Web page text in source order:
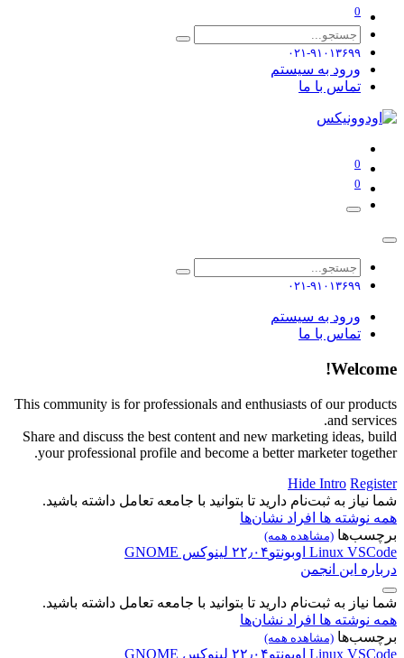
0
۰۲۱-۹۱۰۱۳۶۹۹
ورود به سیستم
تماس با ما
0
0
۰۲۱-۹۱۰۱۳۶۹۹
ورود به سیستم
تماس با ما
Welcome!
This community is for professionals and enthusiasts of our products
and services.
Share and discuss the best content and new marketing ideas, build
your professional profile and become a better marketer together.
Hide Intro Register
شما نیاز به ثبت‌نام دارید تا بتوانید با جامعه تعامل داشته باشید.
همه نوشته ها افراد نشان‌ها
برچسب‌ها (مشاهده همه)
Linux VSCode اوبونتو۲۲٫۰۴ لینوکس GNOME
درباره این انجمن
شما نیاز به ثبت‌نام دارید تا بتوانید با جامعه تعامل داشته باشید.
همه نوشته ها افراد نشان‌ها
برچسب‌ها (مشاهده همه)
Linux VSCode اوبونتو۲۲٫۰۴ لینوکس GNOME